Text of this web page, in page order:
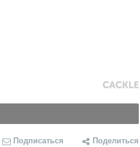
Подписаться Поделиться